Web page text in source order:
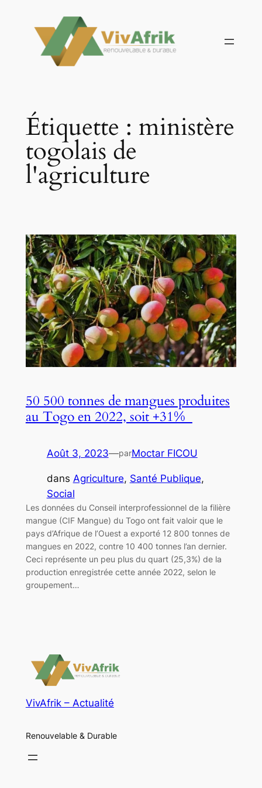
contenu
Étiquette : ministère
togolais de
l'agriculture
50 500 tonnes de mangues produites
au Togo en 2022, soit +31%
Août 3, 2023—parMoctar FICOU
dans Agriculture, Santé Publique
Social
Les données du Conseil interprofessionnel de la filière
mangue (CIF Mangue) du Togo ont fait valoir que le
pays d’Afrique de l’Ouest a exporté 12 800 tonnes de
mangues en 2022, contre 10 400 tonnes l’an dernier.
Ceci représente un peu plus du quart (25,3%) de la
production enregistrée cette année 2022, selon le
groupement…
VivAfrik – Actualité
Renouvelable & Durable